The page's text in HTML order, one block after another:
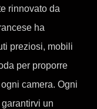
rinnovato da
ha
preziosi, mobili
per proporre
camera. Ogni
un